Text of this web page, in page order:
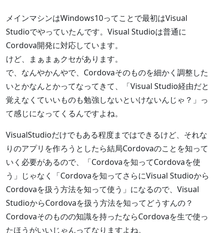
メインマシンはWindows10ってことで最初はVisual
Studioでやっていたんです。Visual Studioは普通に
Cordova開発に対応しています。
けど、まぁまぁクセがあります。
で、なんやかんやで、Cordovaそのものを細かく調整した
いとかなんとかってなってきて、「Visual Studio経由だと
覚えなくていいものも勉強しないといけないんじゃ？」っ
て感じになってくるんですよね。
VisualStudioだけでもある程度まではできるけど、それな
りのアプリを作ろうとしたら結局Cordovaのことを知って
いく必要があるので、「Cordovaを知ってCordovaを使
う」じゃなく「Cordovaを知ってさらにVisual Studioから
Cordovaを扱う方法を知って使う」になるので、Visual
StudioからCordovaを扱う方法を知ってどうすんの？
Cordovaそのものの知識を持ったならCordovaを生で使っ
たほうがいいじゃんってなりますよね。